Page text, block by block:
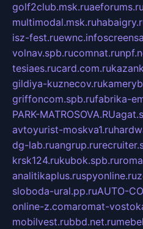
golf2club.msk.ruaeforums.ru
multimodal.msk.ru
isz-fest.ruewnc.info
volnav.spb.rucomnat.ru
tesiaes.rucard.com.ru
gildiya-kuznecov.ru
griffoncom.spb.rufabrika-
PARK-MATROSOVA.RU
avtoyurist-moskva1.ru
dg-lab.ruangrup.ru
krsk124.rukubok.spb.ru
analitikaplus.ruspyonline.ru
sloboda-ural.pp.ruAUTO-
online-z.comaromat-
mobilvest.rubbd.net.ru